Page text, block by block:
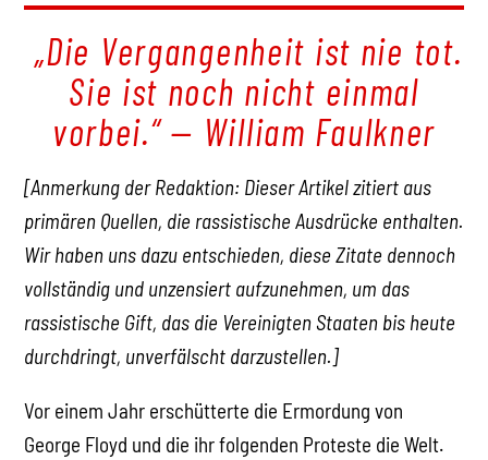
„Die Vergangenheit ist nie tot.
Sie ist noch nicht einmal
vorbei.“ — William Faulkner
[Anmerkung der Redaktion: Dieser Artikel zitiert aus
primären Quellen, die rassistische Ausdrücke enthalten.
Wir haben uns dazu entschieden, diese Zitate dennoch
vollständig und unzensiert aufzunehmen, um das
rassistische Gift, das die Vereinigten Staaten bis heute
durchdringt, unverfälscht darzustellen.]
Vor einem Jahr erschütterte die Ermordung von
George Floyd und die ihr folgenden Proteste die Welt.